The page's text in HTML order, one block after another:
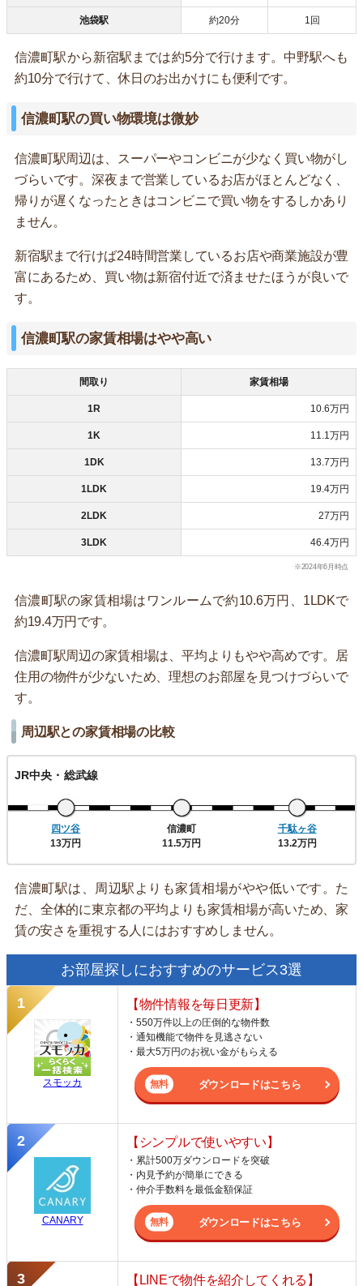
池袋駅 約20分 1回
信濃町駅から新宿駅までは約5分で行けます。中野駅へも
約10分で行けて、休日のお出かけにも便利です。
信濃町駅の買い物環境は微妙
信濃町駅周辺は、スーパーやコンビニが少なく買い物がし
づらいです。深夜まで営業しているお店がほとんどなく、
帰りが遅くなったときはコンビニで買い物をするしかあり
ません。
新宿駅まで行けば24時間営業しているお店や商業施設が豊
富にあるため、買い物は新宿付近で済ませたほうが良いで
す。
信濃町駅の家賃相場はやや高い
間取り 家賃相場
1R 10.6万円
1K 11.1万円
1DK 13.7万円
1LDK 19.4万円
2LDK 27万円
3LDK 46.4万円
※2024年6月時点
信濃町駅の家賃相場はワンルームで約10.6万円、1LDKで
約19.4万円です。
信濃町駅周辺の家賃相場は、平均よりもやや高めです。居
住用の物件が少ないため、理想のお部屋を見つけづらいで
す。
周辺駅との家賃相場の比較
JR中央・総武線
四ツ谷
13万円
信濃町
11.5万円
千駄ヶ谷
13.2万円
信濃町駅は、周辺駅よりも家賃相場がやや低いです。た
だ、全体的に東京都の平均よりも家賃相場が高いため、家
賃の安さを重視する人にはおすすめしません。
お部屋探しにおすすめのサービス3選
スモッカ
【物件情報を毎日更新】
・550万件以上の圧倒的な物件数
・通知機能で物件を見逃さない
・最大5万円のお祝い金がもらえる
ダウンロードはこちら
CANARY
【シンプルで使いやすい】
・累計500万ダウンロードを突破
・内見予約が簡単にできる
・仲介手数料を最低金額保証
ダウンロードはこちら
【LINEで物件を紹介してくれる】